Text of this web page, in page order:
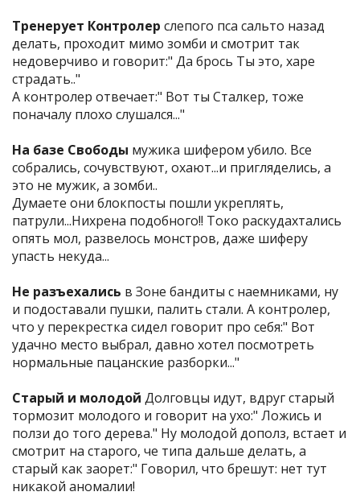
Тренерует Контролер слепого пса сальто назад
делать, проходит мимо зомби и смотрит так
недоверчиво и говорит:" Да брось Ты это, харе
страдать.."
А контролер отвечает:" Вот ты Сталкер, тоже
поначалу плохо слушался..."
На базе Свободы мужика шифером убило. Все
собрались, сочувствуют, охают...и пригляделись, а
это не мужик, а зомби..
Думаете они блокпосты пошли укреплять,
патрули...Нихрена подобного!! Токо раскудахтались
опять мол, развелось монстров, даже шиферу
упасть некуда...
Не разъехались в Зоне бандиты с наемниками, ну
и подоставали пушки, палить стали. А контролер,
что у перекрестка сидел говорит про себя:" Вот
удачно место выбрал, давно хотел посмотреть
нормальные пацанские разборки..."
Старый и молодой Долговцы идут, вдруг старый
тормозит молодого и говорит на ухо:" Ложись и
ползи до того дерева." Ну молодой дополз, встает и
смотрит на старого, че типа дальше делать, а
старый как заорет:" Говорил, что брешут: нет тут
никакой аномалии!